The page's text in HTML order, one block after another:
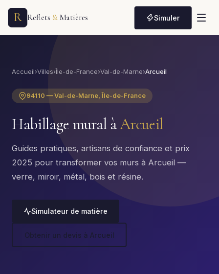
R Reflets &Matières Simuler
Accueil›Villes›Île-de-France›Val-de-Marne›Arcueil
94110 — Val-de-Marne, Île-de-France
Habillage mural àArcueil
Guides pratiques, artisans de confiance et prix
2025 pour transformer vos murs à Arcueil —
verre, miroir, métal, bois et résine.
Simulateur de matière
Obtenir un devis à Arcueil